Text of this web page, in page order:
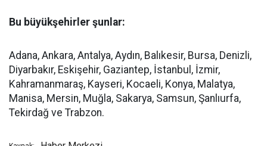
Bu büyükşehirler şunlar:
Adana, Ankara, Antalya, Aydın, Balıkesir, Bursa, Denizli,
Diyarbakır, Eskişehir, Gaziantep, İstanbul, İzmir,
Kahramanmaraş, Kayseri, Kocaeli, Konya, Malatya,
Manisa, Mersin, Muğla, Sakarya, Samsun, Şanlıurfa,
Tekirdağ ve Trabzon.